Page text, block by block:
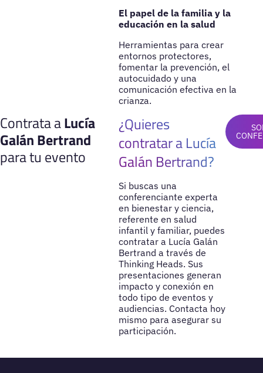
El papel de la familia y la
educación en la salud
Herramientas para crear
entornos protectores,
fomentar la prevención, el
autocuidado y una
comunicación efectiva en la
crianza.
Contrata aLucía
Galán Bertrand
para tu evento
¿Quieres
contratar a Lucía
Galán Bertrand?
Si buscas una
conferenciante experta
en bienestar y ciencia,
referente en salud
infantil y familiar, puedes
contratar a Lucía Galán
Bertrand a través de
Thinking Heads. Sus
presentaciones generan
impacto y conexión en
todo tipo de eventos y
audiencias. Contacta hoy
mismo para asegurar su
participación.